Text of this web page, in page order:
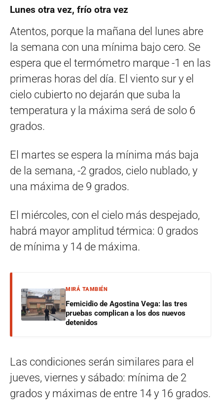
Lunes otra vez, frío otra vez
Atentos, porque la mañana del lunes abre
la semana con una mínima bajo cero. Se
espera que el termómetro marque -1 en las
primeras horas del día. El viento sur y el
cielo cubierto no dejarán que suba la
temperatura y la máxima será de solo 6
grados.
El martes se espera la mínima más baja
de la semana, -2 grados, cielo nublado, y
una máxima de 9 grados.
El miércoles, con el cielo más despejado,
habrá mayor amplitud térmica: 0 grados
de mínima y 14 de máxima.
MIRÁ TAMBIÉN
Femicidio de Agostina Vega: las tres
pruebas complican a los dos nuevos
detenidos
Las condiciones serán similares para el
jueves, viernes y sábado: mínima de 2
grados y máximas de entre 14 y 16 grados.